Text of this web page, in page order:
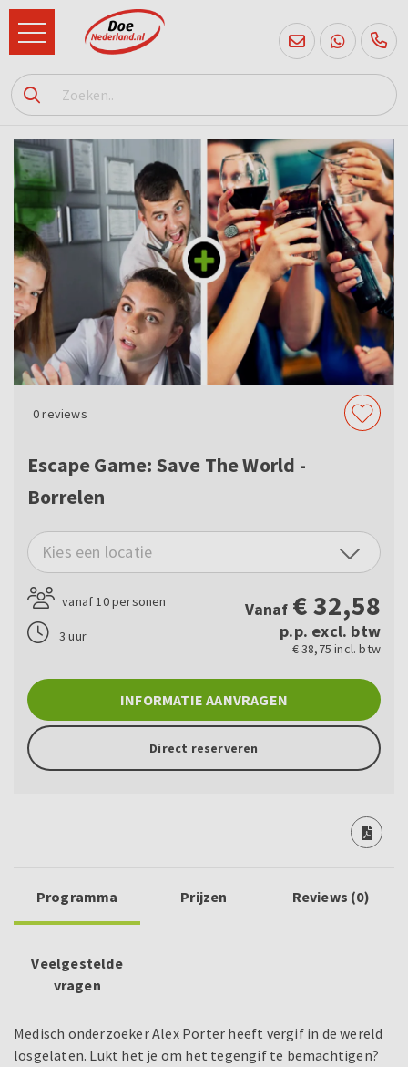
085
760
2556
0reviews
Escape Game: Save The World -
Borrelen
Kies een locatie
vanaf 10 personen
3 uur
Vanaf €32,58
p.p. excl. btw
€ 38,75 incl. btw
INFORMATIE AANVRAGEN
Direct reserveren
Programma Prijzen Reviews (0)
Veelgestelde
vragen
Medisch onderzoeker Alex Porter heeft vergif in de wereld
losgelaten. Lukt het je om het tegengif te bemachtigen?